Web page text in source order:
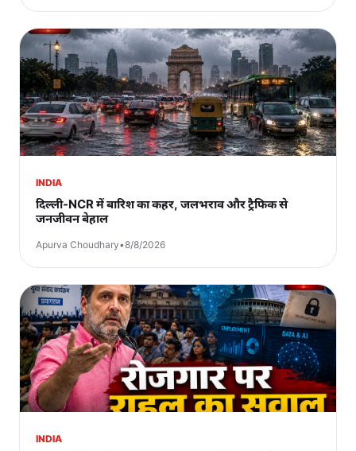
INDIA
दिल्ली-NCR में बारिश का कहर, जलभराव और ट्रैफिक से
जनजीवन बेहाल
Apurva Choudhary•8/8/2026
INDIA